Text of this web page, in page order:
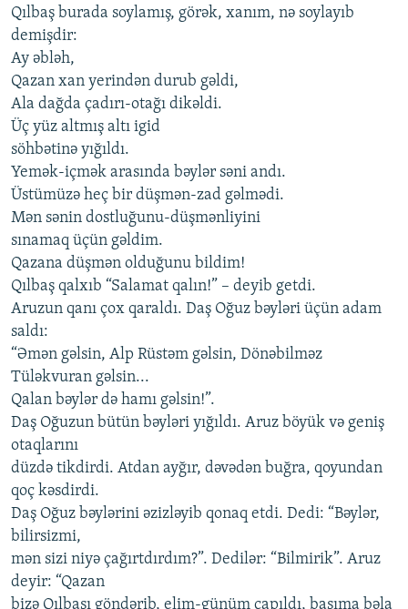
Qılbaş burada soylamış, görək, xanım, nə soylayıb
demişdir:
Ay əbləh,
Qazan xan yerindən durub gəldi,
Ala dağda çadırı-otağı dikəldi.
Üç yüz altmış altı igid
söhbətinə yığıldı.
Yemək-içmək arasında bəylər səni andı.
Üstümüzə heç bir düşmən-zad gəlmədi.
Mən sənin dostluğunu-düşmənliyini
sınamaq üçün gəldim.
Qazana düşmən olduğunu bildim!
Qılbaş qalxıb “Salamat qalın!” – deyib getdi.
Aruzun qanı çox qaraldı. Daş Oğuz bəyləri üçün adam
saldı:
“Əmən gəlsin, Alp Rüstəm gəlsin, Dönəbilməz
Tüləkvuran gəlsin...
Qalan bəylər də hamı gəlsin!”.
Daş Oğuzun bütün bəyləri yığıldı. Aruz böyük və geniş
otaqlarını
düzdə tikdirdi. Atdan ayğır, dəvədən buğra, qoyundan
qoç kəsdirdi.
Daş Oğuz bəylərini əzizləyib qonaq etdi. Dedi: “Bəylər,
bilirsizmi,
mən sizi niyə çağırtdırdım?”. Dedilər: “Bilmirik”. Aruz
deyir: “Qazan
bizə Qılbaşı göndərib, elim-günüm çapıldı, başıma bəla